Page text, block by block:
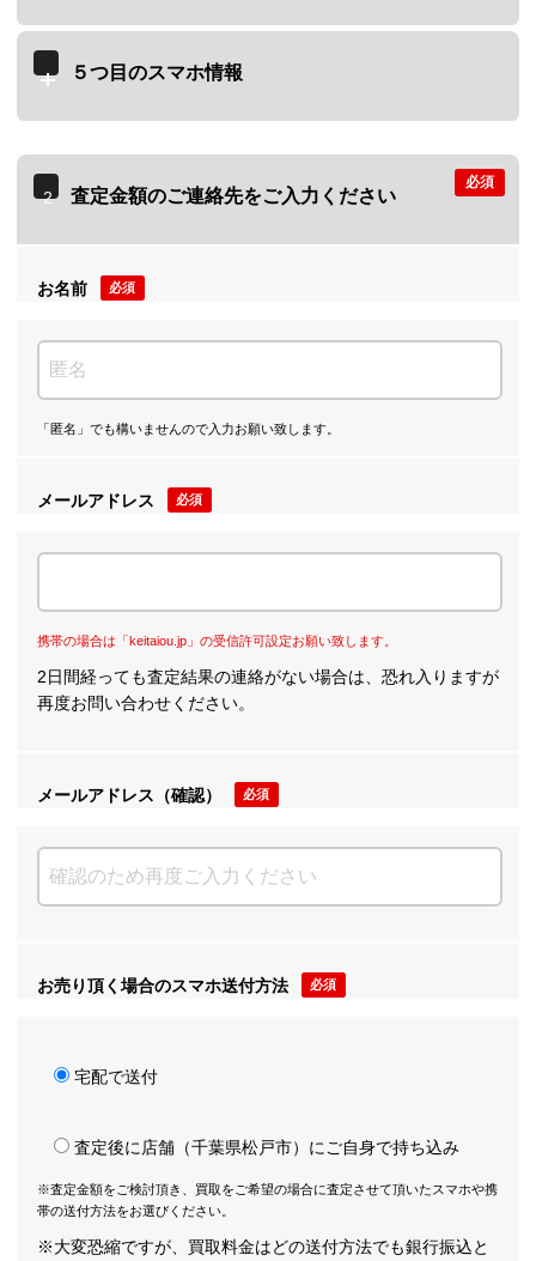
５つ目のスマホ情報
2 査定金額のご連絡先をご入力ください
必須
お名前 必須
「匿名」でも構いませんので入力お願い致します。
メールアドレス 必須
携帯の場合は「keitaiou.jp」の受信許可設定お願い致します。
2日間経っても査定結果の連絡がない場合は、恐れ入りますが
再度お問い合わせください。
メールアドレス（確認） 必須
お売り頂く場合のスマホ送付方法 必須
宅配で送付
査定後に店舗（千葉県松戸市）にご自身で持ち込み
※査定金額をご検討頂き、買取をご希望の場合に査定させて頂いたスマホや携
帯の送付方法をお選びください。
※大変恐縮ですが、買取料金はどの送付方法でも銀行振込と